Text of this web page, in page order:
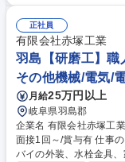
置部品やFA機器部品な
力：最新の機械加工を
による微調整です。単
めながら一品モノから
術を磨き続けられる本質的なモ
無】プレス加工（曲げ
正社員
有限会社赤塚工業
羽島【研磨工】職
その他機械/電気/
月給25万円以上
岐阜県羽島郡
企業名 有限会社赤塚工業 求人名 羽島【研磨工】職人としてのキャリ
面接1回～/賞与有 仕事の内容 自動車部品、船舶用モーター部品、オート
バイの外装、水栓金具